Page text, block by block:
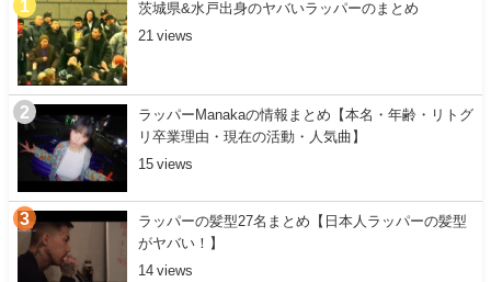
茨城県&水戸出身のヤバいラッパーのまとめ
21
ラッパーManakaの情報まとめ【本名・年齢・リトグ
リ卒業理由・現在の活動・人気曲】
15
ラッパーの髪型27名まとめ【日本人ラッパーの髪型
がヤバい！】
14